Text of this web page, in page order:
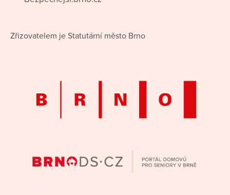
Zřizovatelem je Statutární město Brno